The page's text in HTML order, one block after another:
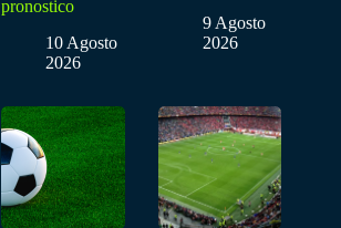
pronostico
10 Agosto
2026
9 Agosto
2026